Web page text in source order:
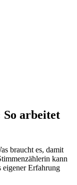
arbeitet
braucht es, damit
kann
eigener Erfahrung